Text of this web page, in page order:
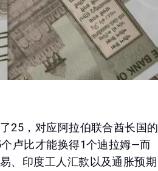
25，对应阿拉伯联合酋长国的
卢比才能换得1个迪拉姆—而
、印度工人汇款以及通胀预期